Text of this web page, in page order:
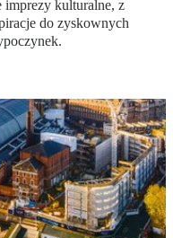
imprezy kulturalne, z
do zyskownych